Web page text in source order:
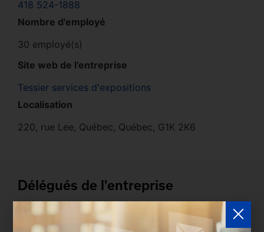
418 524-1888
Nombre d'employé
30 employé(s)
Site web de l'entreprise
Tessier services d'expositions
Localisation
220, rue Lee, Québec, Québec, G1K 2K6
Délégués de l'entreprise
Les entreprises membres peuvent bénéficier d’une